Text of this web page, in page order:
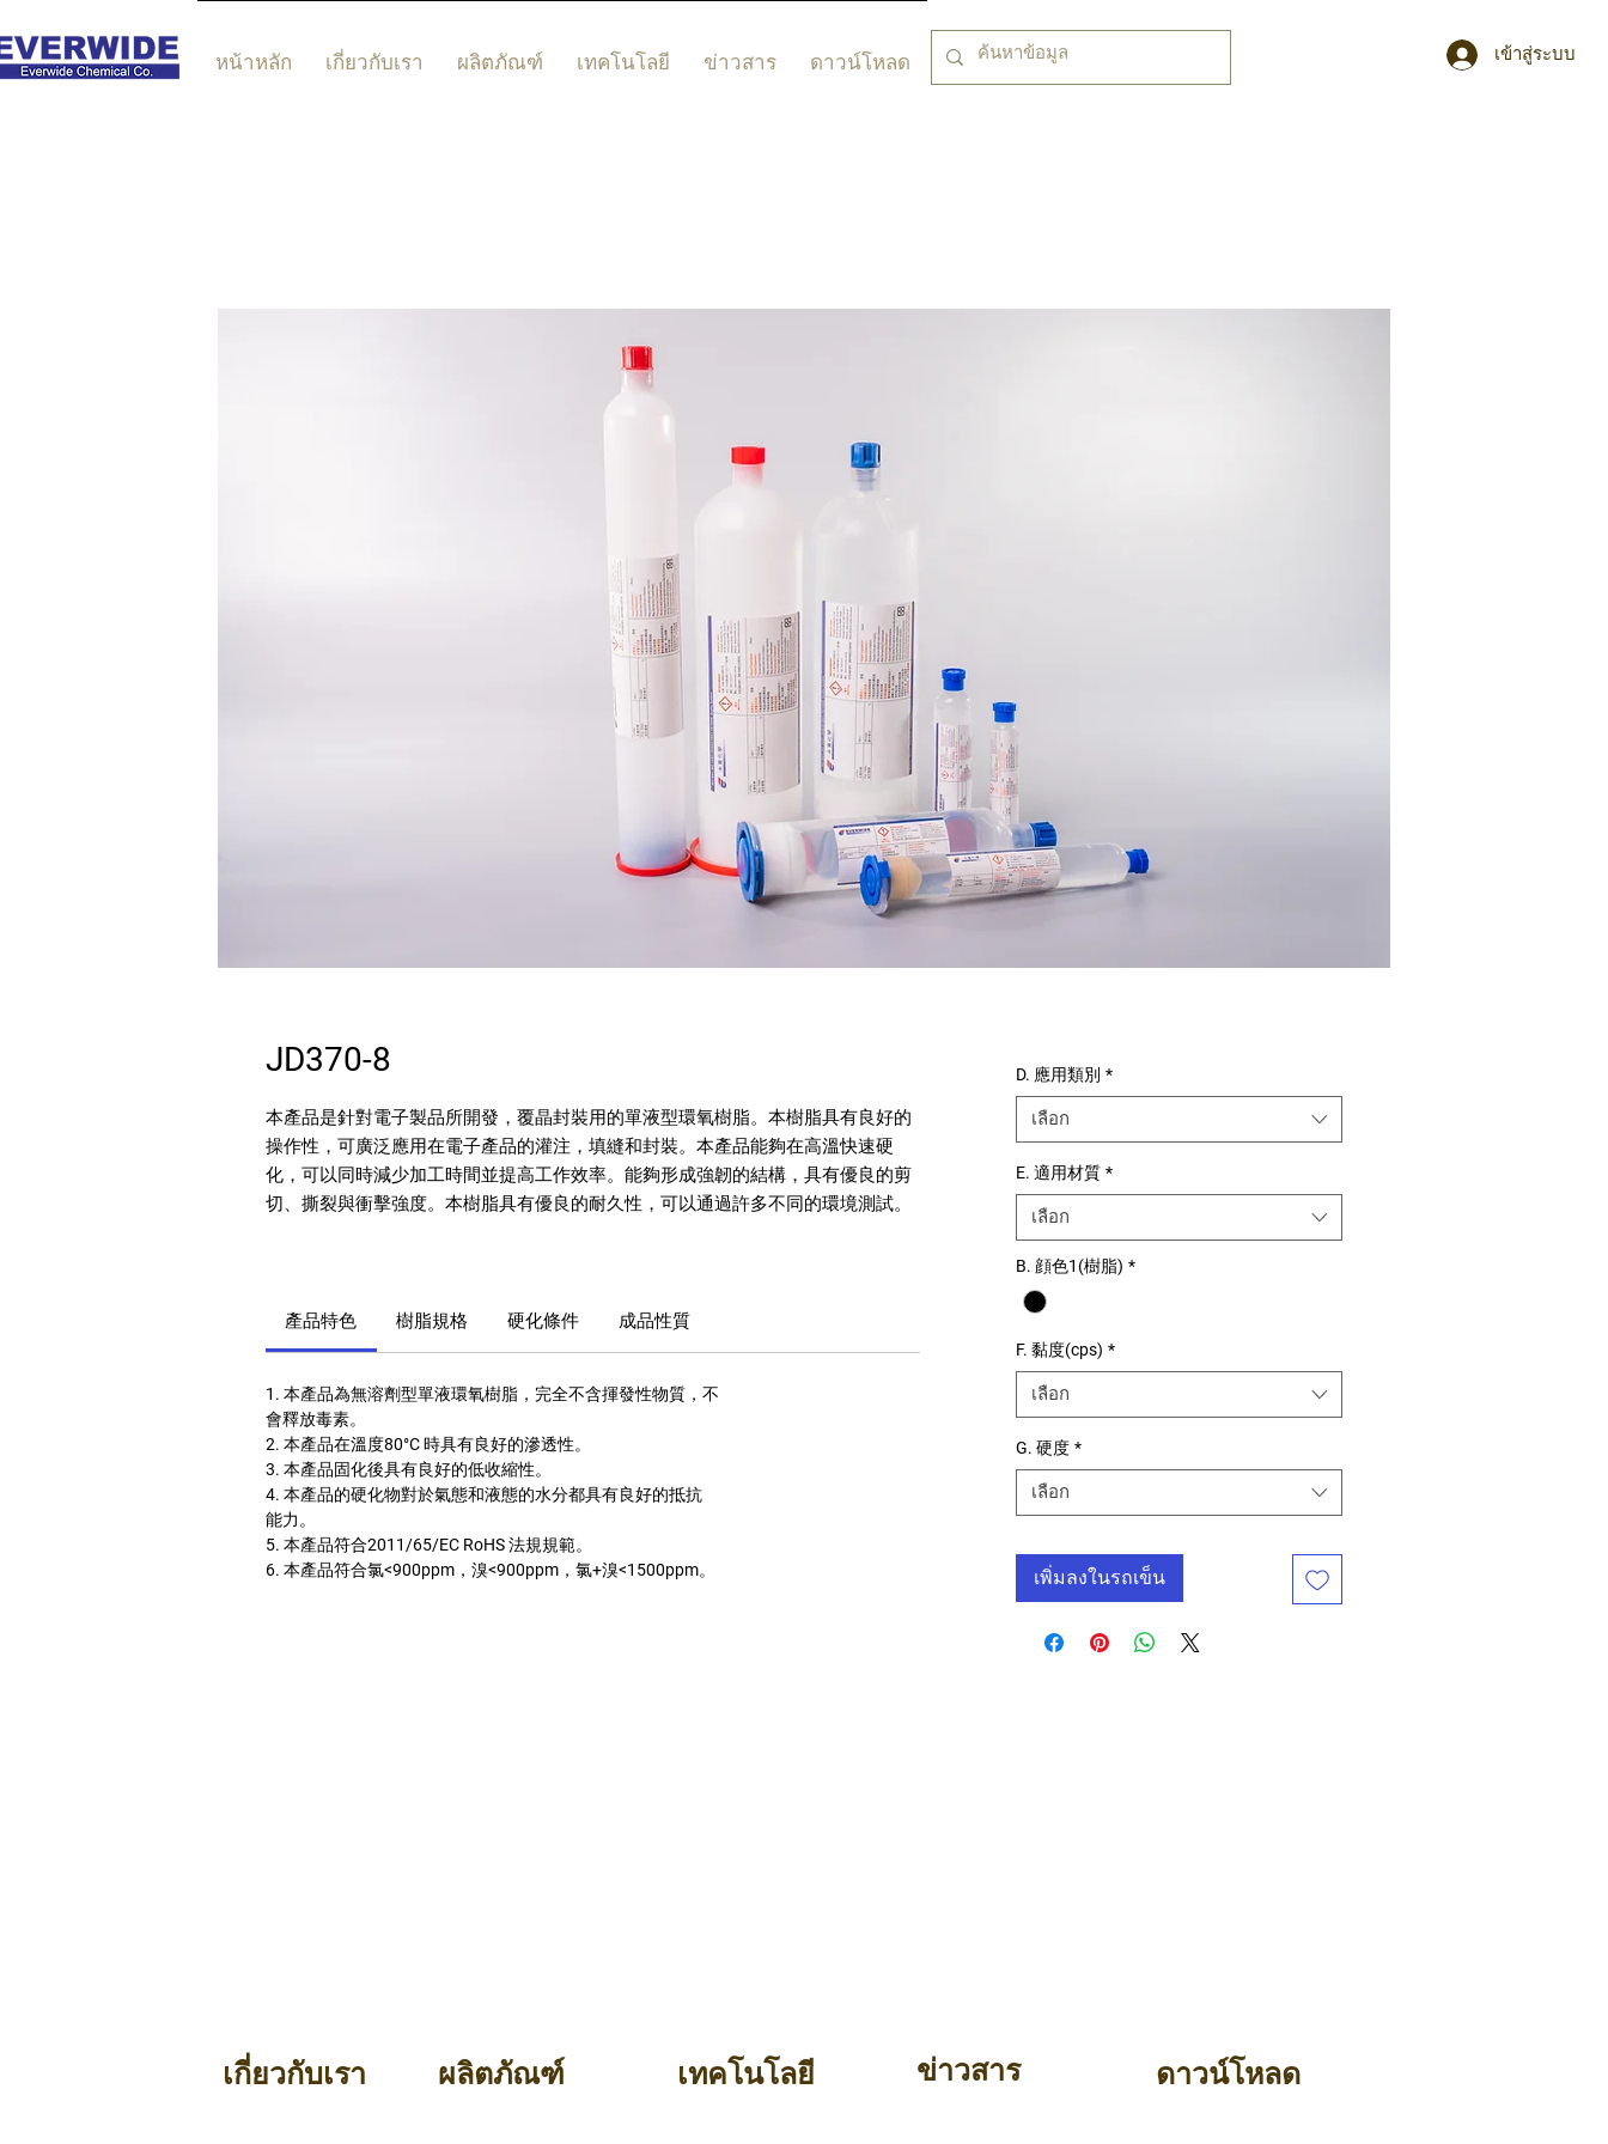
หน้าหลัก เกี่ยวกับเรา ผลิตภัณฑ์ เทคโนโลยี ข่าวสาร ดาวน์โหลด เข้าสู่ระบบ
JD370-8
本產品是針對電子製品所開發，覆晶封裝用的單液型環氧樹脂。本樹脂具有良好的
操作性，可廣泛應用在電子產品的灌注，填縫和封裝。本產品能夠在高溫快速硬
化，可以同時減少加工時間並提高工作效率。能夠形成強韌的結構，具有優良的剪
切、撕裂與衝擊強度。本樹脂具有優良的耐久性，可以通過許多不同的環境測試。
產品特色 樹脂規格 硬化條件 成品性質
1. 本產品為無溶劑型單液環氧樹脂，完全不含揮發性物質，不
會釋放毒素。
2. 本產品在溫度80°C 時具有良好的滲透性。
3. 本產品固化後具有良好的低收縮性。
4. 本產品的硬化物對於氣態和液態的水分都具有良好的抵抗
能力。
5. 本產品符合2011/65/EC RoHS 法規規範。
6. 本產品符合氯<900ppm，溴<900ppm，氯+溴<1500ppm。
D. 應用類別 *
เลือก
E. 適用材質 *
เลือก
B. 顔色1(樹脂) *
F. 黏度(cps) *
เลือก
G. 硬度 *
เลือก
เพิ่มลงในรถเข็น
เกี่ยวกับเรา ผลิตภัณฑ์ เทคโนโลยี ข่าวสาร ดาวน์โหลด